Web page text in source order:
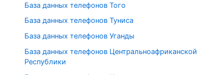
База данных телефонов Того
База данных телефонов Туниса
База данных телефонов Уганды
База данных телефонов Центральноафриканской
Республики